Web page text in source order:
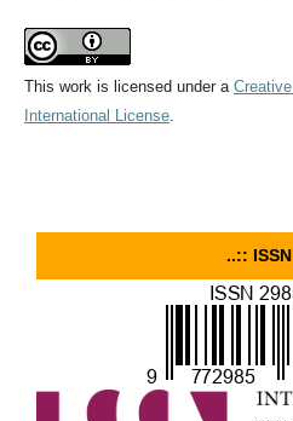
This work is licensed under a
International License.
..::